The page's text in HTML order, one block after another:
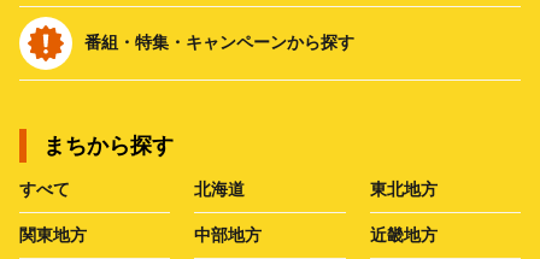
番組・特集・キャンペーンから探す
まちから探す
すべて 北海道 東北地方
関東地方 中部地方 近畿地方